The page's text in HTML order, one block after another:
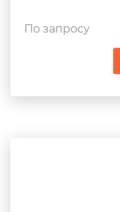
По запросу